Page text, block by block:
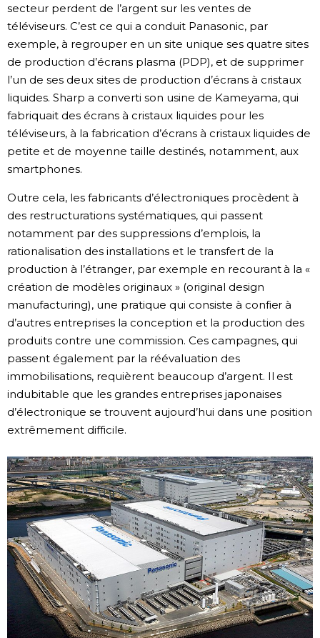
secteur perdent de l’argent sur les ventes de
téléviseurs. C’est ce qui a conduit Panasonic, par
exemple, à regrouper en un site unique ses quatre sites
de production d’écrans plasma (PDP), et de supprimer
l’un de ses deux sites de production d’écrans à cristaux
liquides. Sharp a converti son usine de Kameyama, qui
fabriquait des écrans à cristaux liquides pour les
téléviseurs, à la fabrication d’écrans à cristaux liquides de
petite et de moyenne taille destinés, notamment, aux
smartphones.
Outre cela, les fabricants d’électroniques procèdent à
des restructurations systématiques, qui passent
notamment par des suppressions d’emplois, la
rationalisation des installations et le transfert de la
production à l’étranger, par exemple en recourant à la «
création de modèles originaux » (original design
manufacturing), une pratique qui consiste à confier à
d’autres entreprises la conception et la production des
produits contre une commission. Ces campagnes, qui
passent également par la réévaluation des
immobilisations, requièrent beaucoup d’argent. Il est
indubitable que les grandes entreprises japonaises
d’électronique se trouvent aujourd’hui dans une position
extrêmement difficile.